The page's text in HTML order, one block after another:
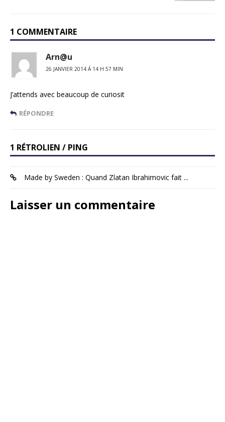
1 COMMENTAIRE
Arn@u
26 JANVIER 2014 Á 14 H 57 MIN
J’attends avec beaucoup de curiosit
RÉPONDRE
1 RÉTROLIEN / PING
Made by Sweden : Quand Zlatan Ibrahimovic fait ...
Laisser un commentaire